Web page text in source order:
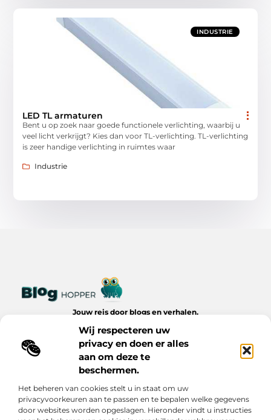
Wij respecteren uw
privacy en doen er alles
aan om deze te
beschermen.
Het beheren van cookies stelt u in staat om uw
privacyvoorkeuren aan te passen en te bepalen welke gegevens
door websites worden opgeslagen. Hieronder vindt u instructies
INDUSTRIE
LED TL armaturen
Bent u op zoek naar goede functionele verlichting, waarbij u
veel licht verkrijgt? Kies dan voor TL-verlichting. TL-verlichting
is zeer handige verlichting in ruimtes waar
Industrie
Jouw reis door blogs en verhalen.
dagelijks leven op Bloghopper.nl.
Bericht categorie
Onze informatie